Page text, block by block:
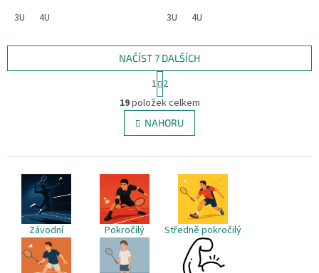
údery. Poskytuje...
3U 4U
Raketa je vhodná pro singl i
3U 4U
O
v
l
á
v
NAČÍST 7 DALŠÍCH
t
r
á
n
k
v
1 2
19položek celkem
NAHORU
Závodní Pokročilý Středně pokročilý